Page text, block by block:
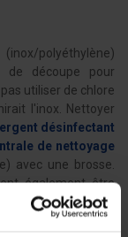
polyéthylène)
de découpe pour
utiliser de chlore
l'inox. Nettoyer
désinfectant
de nettoyage
avec une brosse.
également être
qui pourrait tâcher
pour lespray